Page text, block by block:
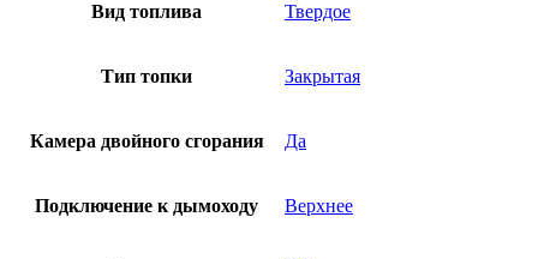
Вид топлива Твердое
Тип топки Закрытая
Камера двойного сгорания Да
Подключение к дымоходу Верхнее